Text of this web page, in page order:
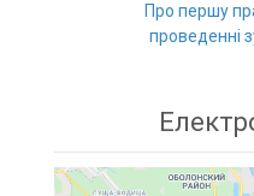
Post
Про першу
проведенні